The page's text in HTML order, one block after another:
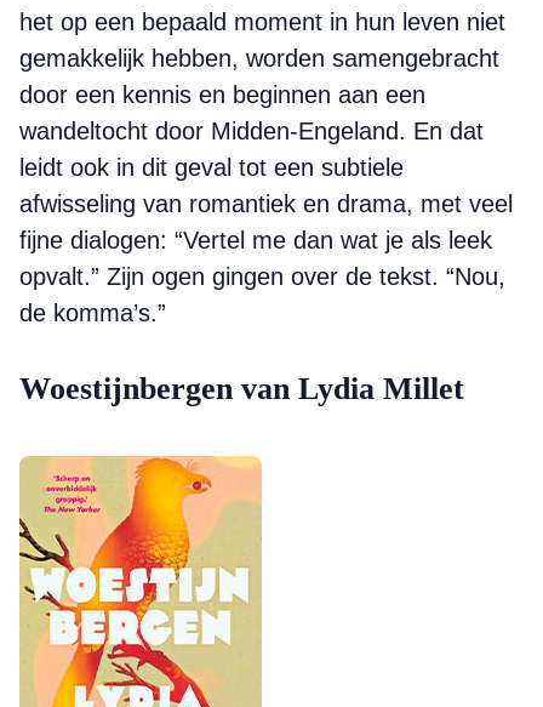
het op een bepaald moment in hun leven niet
gemakkelijk hebben, worden samengebracht
door een kennis en beginnen aan een
wandeltocht door Midden-Engeland. En dat
leidt ook in dit geval tot een subtiele
afwisseling van romantiek en drama, met veel
fijne dialogen: “Vertel me dan wat je als leek
opvalt.” Zijn ogen gingen over de tekst. “Nou,
de komma’s.”
Woestijnbergen van Lydia Millet